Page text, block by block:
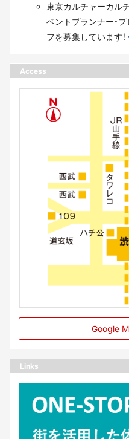
東京カルチャーカル
ベントプランナー・
フを募集しています！
Access
Google
Links